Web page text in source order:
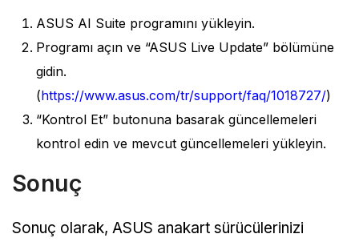
ASUS AI Suite programını yükleyin.
Programı açın ve “ASUS Live Update” bölümüne
gidin.
(https://www.asus.com/tr/support/faq/1018727/)
“Kontrol Et” butonuna basarak güncellemeleri
kontrol edin ve mevcut güncellemeleri yükleyin.
Sonuç
Sonuç olarak, ASUS anakart sürücülerinizi